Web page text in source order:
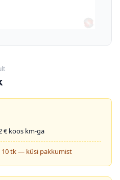
€ koos km-ga
10 tk — küsi pakkumist